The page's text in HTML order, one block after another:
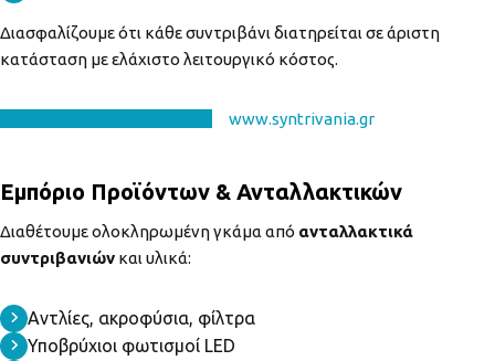
Διασφαλίζουμε ότι κάθε συντριβάνι διατηρείται σε άριστη
κατάσταση με ελάχιστο λειτουργικό κόστος.
www.syntrivania.gr
Εμπόριο Προϊόντων & Ανταλλακτικών
Διαθέτουμε ολοκληρωμένη γκάμα από ανταλλακτικά
συντριβανιών και υλικά:
Αντλίες, ακροφύσια, φίλτρα
Υποβρύχιοι φωτισμοί LED